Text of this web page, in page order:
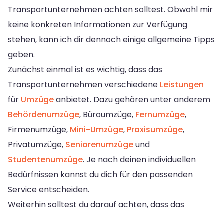
Transportunternehmen achten solltest. Obwohl mir
keine konkreten Informationen zur Verfügung
stehen, kann ich dir dennoch einige allgemeine Tipps
geben.
Zunächst einmal ist es wichtig, dass das
Transportunternehmen verschiedene Leistungen
für Umzügeanbietet. Dazu gehören unter anderem
Behördenumzüge, Büroumzüge, Fernumzüge,
Firmenumzüge, Mini-Umzüge, Praxisumzüge,
Privatumzüge, Seniorenumzügeund
Studentenumzüge. Je nach deinen individuellen
Bedürfnissen kannst du dich für den passenden
Service entscheiden.
Weiterhin solltest du darauf achten, dass das